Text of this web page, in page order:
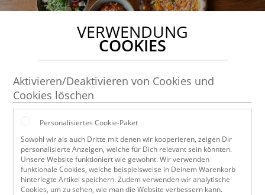
VERWENDUNG
COOKIES
Aktivieren/Deaktivieren von Cookies und
Cookies löschen
Personalisiertes Cookie-Paket
Sowohl wir als auch Dritte mit denen wir kooperieren, zeigen Dir
personalisierte Anzeigen, welche für Dich relevant sein könnten.
Unsere Website funktioniert wie gewohnt. Wir verwenden
funktionale Cookies, welche beispielsweise in Deinem Warenkorb
hinterlegte Artikel speichern. Zudem verwenden wir analytische
Cookies, um zu sehen, wie man die Website verbessern kann.